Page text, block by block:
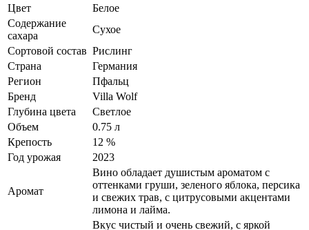
Цвет
Белое
Содержание
сахара
Сухое
Сортовой состав Рислинг
Страна
Германия
Регион
Пфальц
Бренд
Villa Wolf
Глубина цвета
Светлое
Объем
0.75 л
Крепость
12 %
Год урожая
2023
Аромат
Вино обладает душистым ароматом с
оттенками груши, зеленого яблока, персика
и свежих трав, с цитрусовыми акцентами
лимона и лайма.
Вкус чистый и очень свежий, с яркой